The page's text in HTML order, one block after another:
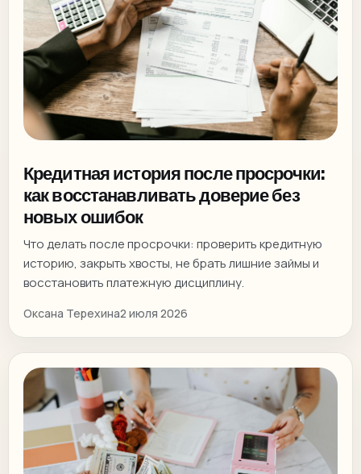
Кредитная история после просрочки:
как восстанавливать доверие без
новых ошибок
Что делать после просрочки: проверить кредитную
историю, закрыть хвосты, не брать лишние займы и
восстановить платежную дисциплину.
Оксана Терехина2 июля 2026